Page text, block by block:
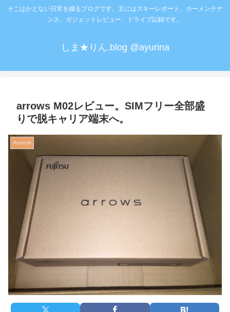
そこはかとない日常を綴るブログです。主にはスキーレポート、カーメンテナ
ンス、ガジェットレビュー、ドライブ記録です。
しま★りん.blog @ayurina
arrows M02レビュー。SIMフリー全部盛
りで脱キャリア端末へ。
Android